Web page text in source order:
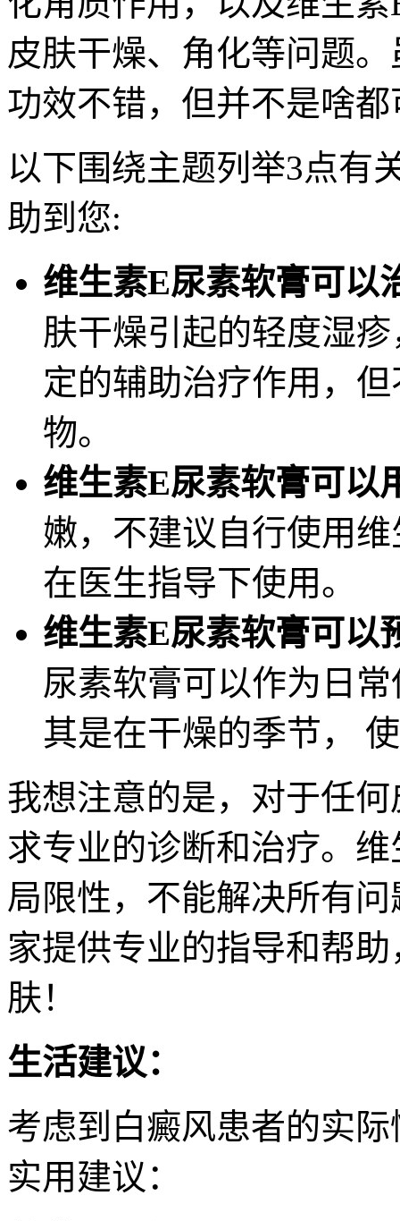
皮肤干燥、角化等问题
功效不错，但并不是啥都
以下围绕主题列举3点有
助到您:
维生素E尿素软膏可以
肤干燥引起的轻度湿
定的辅助治疗作用，
物。
维生素E尿素软膏可以
嫩，不建议自行使用
在医生指导下使用。
维生素E尿素软膏可以
尿素软膏可以作为日
其是在干燥的季节，
我想注意的是，对于任
求专业的诊断和治疗。
局限性，不能解决所有
家提供专业的指导和帮
肤！
生活建议：
考虑到白癜风患者的实
实用建议：